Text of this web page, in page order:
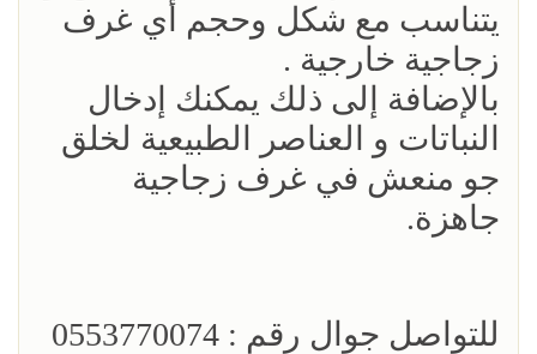
يتناسب مع شكل وحجم أي غرف
زجاجية خارجية .
بالإضافة إلى ذلك يمكنك إدخال
النباتات و العناصر الطبيعية لخلق
جو منعش في غرف زجاجية
جاهزة.
للتواصل جوال رقم : 0553770074